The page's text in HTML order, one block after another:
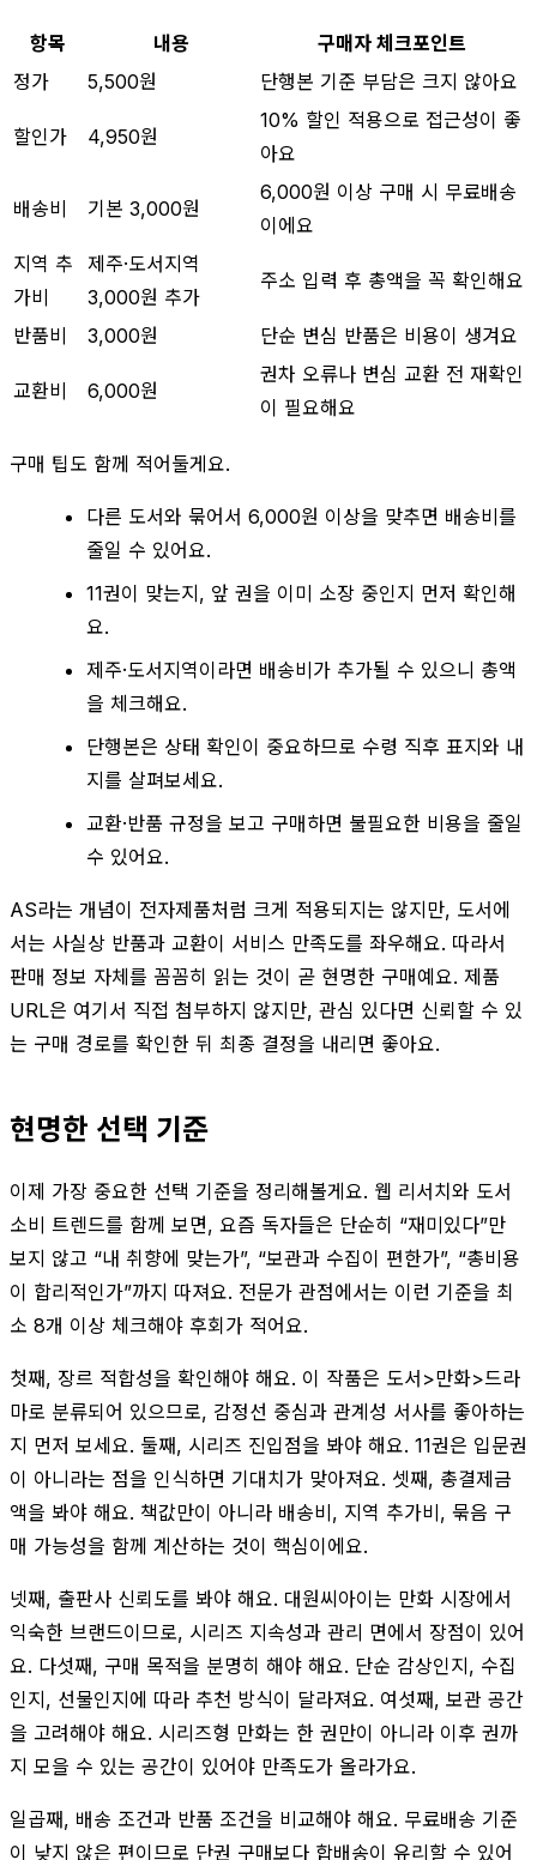
항목 내용
구매자 체크포인트
정가
5,500원 단행본 기준 부담은 크지 않아요
할인가 4,950원
10% 할인 적용으로 접근성이 좋
아요
배송비 기본 3,000원
6,000원 이상 구매 시 무료배송
이에요
지역 추
가비
제주·도서지역
3,000원 추가
주소 입력 후 총액을 꼭 확인해요
반품비 3,000원 단순 변심 반품은 비용이 생겨요
교환비 6,000원
권차 오류나 변심 교환 전 재확인
이 필요해요
구매 팁도 함께 적어둘게요.
다른 도서와 묶어서 6,000원 이상을 맞추면 배송비를
줄일 수 있어요.
11권이 맞는지, 앞 권을 이미 소장 중인지 먼저 확인해
요.
제주·도서지역이라면 배송비가 추가될 수 있으니 총액
을 체크해요.
단행본은 상태 확인이 중요하므로 수령 직후 표지와 내
지를 살펴보세요.
교환·반품 규정을 보고 구매하면 불필요한 비용을 줄일
수 있어요.
AS라는 개념이 전자제품처럼 크게 적용되지는 않지만, 도서에
서는 사실상 반품과 교환이 서비스 만족도를 좌우해요. 따라서
판매 정보 자체를 꼼꼼히 읽는 것이 곧 현명한 구매예요. 제품
URL은 여기서 직접 첨부하지 않지만, 관심 있다면 신뢰할 수 있
는 구매 경로를 확인한 뒤 최종 결정을 내리면 좋아요.
현명한 선택 기준
이제 가장 중요한 선택 기준을 정리해볼게요. 웹 리서치와 도서
소비 트렌드를 함께 보면, 요즘 독자들은 단순히 “재미있다”만
보지 않고 “내 취향에 맞는가”, “보관과 수집이 편한가”, “총비용
이 합리적인가”까지 따져요. 전문가 관점에서는 이런 기준을 최
소 8개 이상 체크해야 후회가 적어요.
첫째, 장르 적합성을 확인해야 해요. 이 작품은 도서>만화>드라
마로 분류되어 있으므로, 감정선 중심과 관계성 서사를 좋아하는
지 먼저 보세요. 둘째, 시리즈 진입점을 봐야 해요. 11권은 입문권
이 아니라는 점을 인식하면 기대치가 맞아져요. 셋째, 총결제금
액을 봐야 해요. 책값만이 아니라 배송비, 지역 추가비, 묶음 구
매 가능성을 함께 계산하는 것이 핵심이에요.
넷째, 출판사 신뢰도를 봐야 해요. 대원씨아이는 만화 시장에서
익숙한 브랜드이므로, 시리즈 지속성과 관리 면에서 장점이 있어
요. 다섯째, 구매 목적을 분명히 해야 해요. 단순 감상인지, 수집
인지, 선물인지에 따라 추천 방식이 달라져요. 여섯째, 보관 공간
을 고려해야 해요. 시리즈형 만화는 한 권만이 아니라 이후 권까
지 모을 수 있는 공간이 있어야 만족도가 올라가요.
일곱째, 배송 조건과 반품 조건을 비교해야 해요. 무료배송 기준
이 낮지 않은 편이므로 단권 구매보다 합배송이 유리할 수 있어